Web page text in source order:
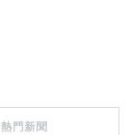
熱門新聞